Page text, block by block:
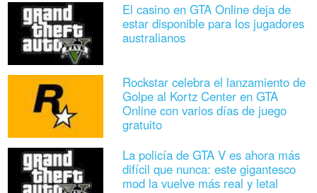
El casino en GTA Online deja de
estar disponible para los jugadores
australianos
Rockstar celebra el lanzamiento de
Golpe al Kortz Center en GTA
Online con varios días de juego
gratuito
La policía de GTA V es ahora más
difícil que nunca: este gigantesco
mod la vuelve más real y letal